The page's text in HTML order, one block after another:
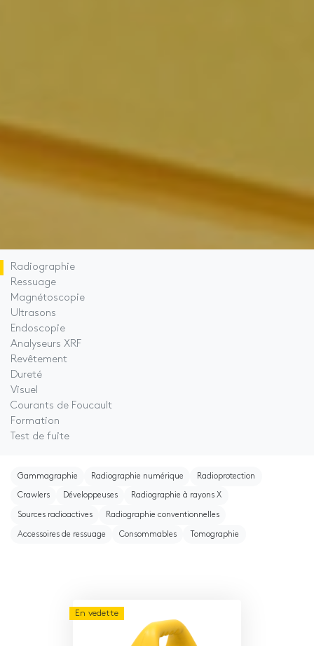
Radiographie
Ressuage
Magnétoscopie
Ultrasons
Endoscopie
Analyseurs XRF
Revêtement
Dureté
Visuel
Courants de Foucault
Formation
Test de fuite
Gammagraphie Radiographie numérique Radioprotection
Crawlers Développeuses Radiographie à rayons X
Sources radioactives Radiographie conventionnelles
Accessoires de ressuage Consommables Tomographie
En vedette